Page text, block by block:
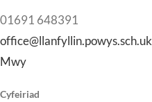
01691 648391
office@llanfyllin.powys.sch.uk
Mwy
Cyfeiriad